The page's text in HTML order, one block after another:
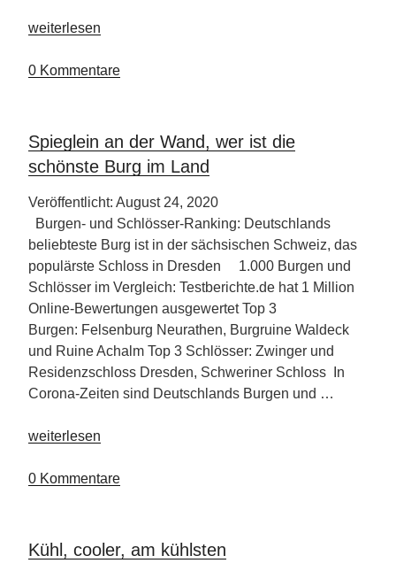
„Rügen
Top
Deutschland“
weiterlesen
0 Kommentare
Spieglein an der Wand, wer ist die
schönste Burg im Land
Veröffentlicht: August 24, 2020
Burgen- und Schlösser-Ranking: Deutschlands
beliebteste Burg ist in der sächsischen Schweiz, das
populärste Schloss in Dresden 1.000 Burgen und
Schlösser im Vergleich: Testberichte.de hat 1 Million
Online-Bewertungen ausgewertet Top 3
Burgen: Felsenburg Neurathen, Burgruine Waldeck
und Ruine Achalm Top 3 Schlösser: Zwinger und
Residenzschloss Dresden, Schweriner Schloss In
Corona-Zeiten sind Deutschlands Burgen und …
„Spieglein
der
ist
die
weiterlesen
0 Kommentare
Kühl, cooler, am kühlsten